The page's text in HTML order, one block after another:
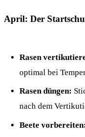
April: Der
Rasen
optimal bei
Rasen düngen:
nach dem
Beete